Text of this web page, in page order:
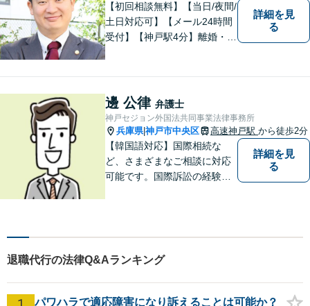
【初回相談無料】【当日/夜間/
土日対応可】【メール24時間
受付】【神戸駅4分】離婚・男
目指します。どんなささいな
事でも、お気軽にご相談くだ
さい。
詳細を見
る
邊 公律 弁護士
神戸セジョン外国法共同事業法律事務所
兵庫県|神戸市中央区 高速神戸駅 から徒歩2分
【韓国語対応】国際相続な
ど、さまざまなご相談に対応
可能です。国際訴訟の経験も
詳細を見
る
退職代行の法律Q&Aランキング
パワハラで適応障害になり訴えることは可能か？